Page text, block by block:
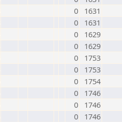
0
1631
0
1631
0
1629
0
1629
0
1753
0
1753
0
1754
0
1746
0
1746
0
1746